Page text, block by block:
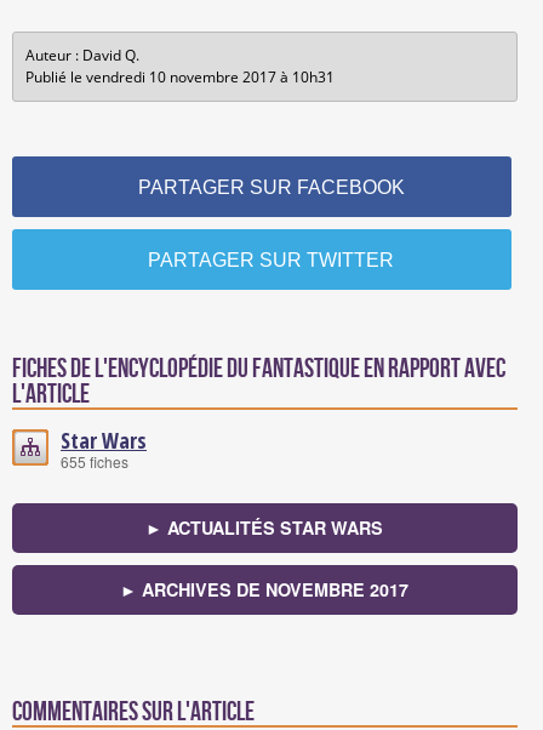
Auteur : David Q.
Publié le vendredi 10 novembre 2017 à 10h31
PARTAGER SUR FACEBOOK
PARTAGER SUR TWITTER
Fiches de l'encyclopédie du fantastique en rapport avec
l'article
Star Wars
655 fiches
► ACTUALITÉS STAR WARS
► ARCHIVES DE NOVEMBRE 2017
Commentaires sur l'article